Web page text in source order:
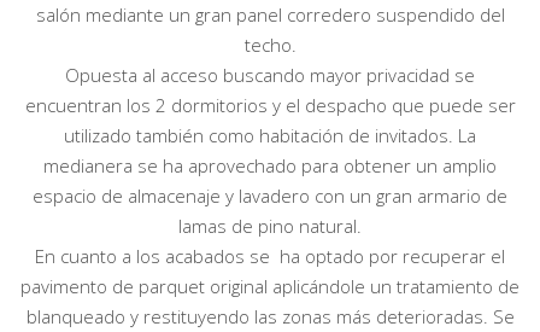
salón mediante un gran panel corredero suspendido del
techo.
Opuesta al acceso buscando mayor privacidad se
encuentran los 2 dormitorios y el despacho que puede ser
utilizado también como habitación de invitados. La
medianera se ha aprovechado para obtener un amplio
espacio de almacenaje y lavadero con un gran armario de
lamas de pino natural.
En cuanto a los acabados se ha optado por recuperar el
pavimento de parquet original aplicándole un tratamiento de
blanqueado y restituyendo las zonas más deterioradas. Se